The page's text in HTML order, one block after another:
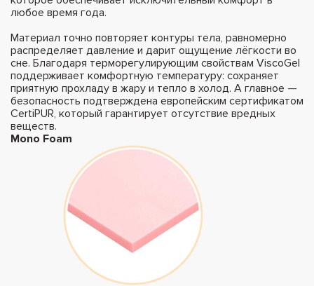
любое время года.
Материал точно повторяет контуры тела, равномерно
распределяет давление и дарит ощущение лёгкости во
сне. Благодаря терморегулирующим свойствам ViscoGel
поддерживает комфортную температуру: сохраняет
приятную прохладу в жару и тепло в холод. А главное —
безопасность подтверждена европейским сертификатом
CertiPUR, который гарантирует отсутствие вредных
веществ.
Mono Foam